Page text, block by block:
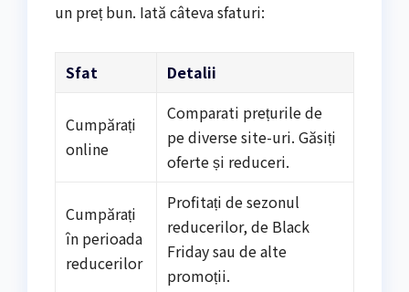
un preț bun. Iată câteva sfaturi:
Sfat Detalii
Cumpărați
online
Comparati prețurile de
pe diverse site-uri. Găsiți
oferte și reduceri.
Cumpărați
în perioada
reducerilor
Profitați de sezonul
reducerilor, de Black
Friday sau de alte
promoții.